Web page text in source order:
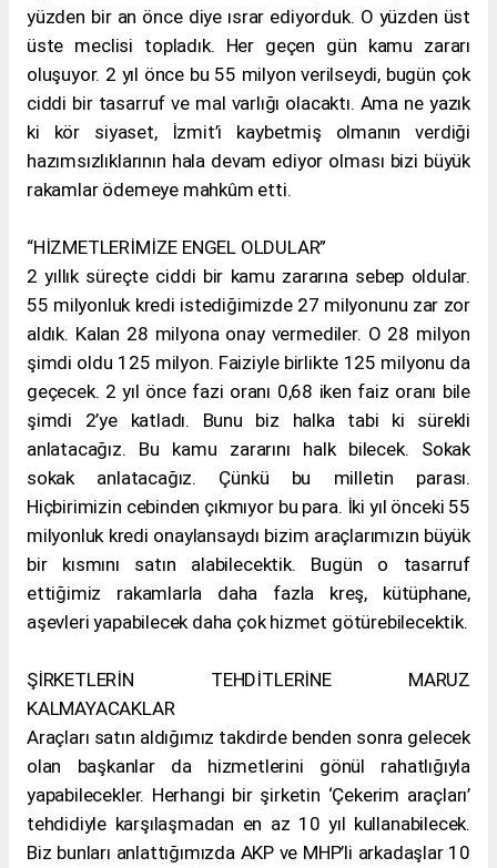
yüzden bir an önce diye ısrar ediyorduk. O yüzden üst
üste meclisi topladık. Her geçen gün kamu zararı
oluşuyor. 2 yıl önce bu 55 milyon verilseydi, bugün çok
ciddi bir tasarruf ve mal varlığı olacaktı. Ama ne yazık
ki kör siyaset, İzmit’i kaybetmiş olmanın verdiği
hazımsızlıklarının hala devam ediyor olması bizi büyük
rakamlar ödemeye mahkûm etti.
“HİZMETLERİMİZE ENGEL OLDULAR”
2 yıllık süreçte ciddi bir kamu zararına sebep oldular.
55 milyonluk kredi istediğimizde 27 milyonunu zar zor
aldık. Kalan 28 milyona onay vermediler. O 28 milyon
şimdi oldu 125 milyon. Faiziyle birlikte 125 milyonu da
geçecek. 2 yıl önce fazi oranı 0,68 iken faiz oranı bile
şimdi 2’ye katladı. Bunu biz halka tabi ki sürekli
anlatacağız. Bu kamu zararını halk bilecek. Sokak
sokak anlatacağız. Çünkü bu milletin parası.
Hiçbirimizin cebinden çıkmıyor bu para. İki yıl önceki 55
milyonluk kredi onaylansaydı bizim araçlarımızın büyük
bir kısmını satın alabilecektik. Bugün o tasarruf
ettiğimiz rakamlarla daha fazla kreş, kütüphane,
aşevleri yapabilecek daha çok hizmet götürebilecektik.
ŞİRKETLERİN TEHDİTLERİNE MARUZ
KALMAYACAKLAR
Araçları satın aldığımız takdirde benden sonra gelecek
olan başkanlar da hizmetlerini gönül rahatlığıyla
yapabilecekler. Herhangi bir şirketin ‘Çekerim araçları’
tehdidiyle karşılaşmadan en az 10 yıl kullanabilecek.
Biz bunları anlattığımızda AKP ve MHP’li arkadaşlar 10